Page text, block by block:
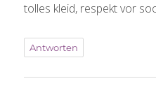
tolles kleid, respekt vor
Antworten